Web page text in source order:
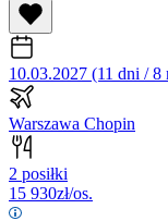
10.03.2027 (11 dni / 8
Warszawa Chopin
2 posiłki
15 930zł/os.